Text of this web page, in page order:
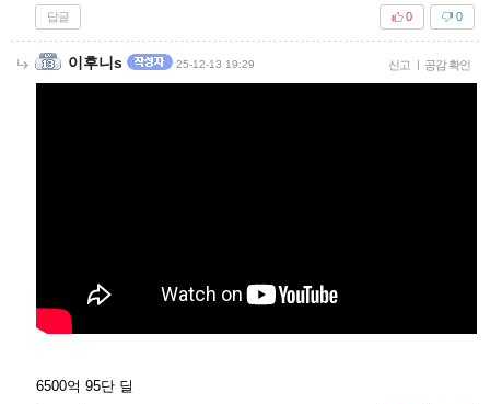
답글 0
0
이후니s 25-12-13 19:29 신고 | 공감 확인
6500억 95단 딜